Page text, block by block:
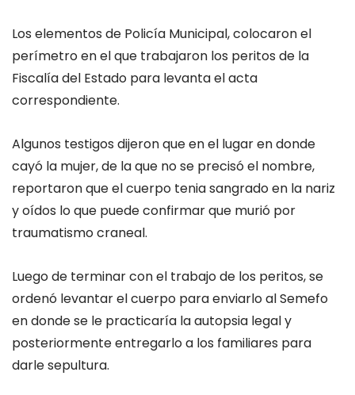
Los elementos de Policía Municipal, colocaron el
perímetro en el que trabajaron los peritos de la
Fiscalía del Estado para levanta el acta
correspondiente.
Algunos testigos dijeron que en el lugar en donde
cayó la mujer, de la que no se precisó el nombre,
reportaron que el cuerpo tenia sangrado en la nariz
y oídos lo que puede confirmar que murió por
traumatismo craneal.
Luego de terminar con el trabajo de los peritos, se
ordenó levantar el cuerpo para enviarlo al Semefo
en donde se le practicaría la autopsia legal y
posteriormente entregarlo a los familiares para
darle sepultura.